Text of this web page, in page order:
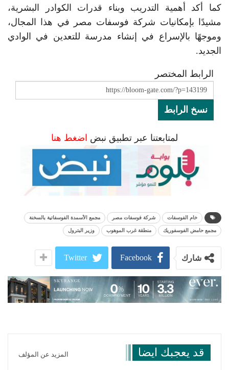
كما أكد أهمية التدريب وبناء قدرات الكوادر البشرية،
مشيدًا بإمكانيات شركة فوسفات مصر في هذا المجال،
وموجهًا بالإسراع في إنشاء مدرسة للتعدين في الوادي
الجديد.
الرابط المختصر
نسخ الرابط
لمتابعتنا عبر تطبيق نبض اضغط هنا
خام الفوسفات شركة فوسفات مصر مجمع الأسمدة الفوسفاتية بالسخنة
مجمع حامض الفوسفوريك منطقة غرب الموهوب وزير البترول
شارك Facebook
Twitter
قد يعجبك ايضا المزيد عن المؤلف